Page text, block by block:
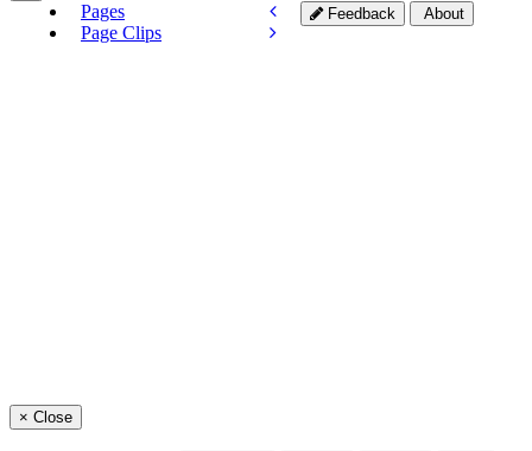
Pages
Page Clips
Feedback About
× Close